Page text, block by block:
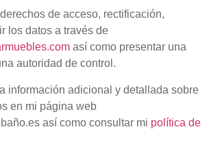
de acceso, rectificación,
los datos a través de
así como presentar una
autoridad de control.
información adicional y detallada sobre
en mi página web
así como consultar mi política de